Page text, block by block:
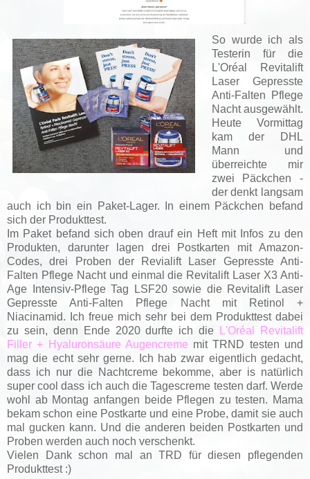
So wurde ich als
Testerin für die
L'Oréal Revitalift
Laser Gepresste
Anti-Falten Pflege
Nacht ausgewählt.
Heute Vormittag
kam der DHL
Mann und
überreichte mir
zwei Päckchen -
der denkt langsam
auch ich bin ein Paket-Lager. In einem Päckchen befand
sich der Produkttest.
Im Paket befand sich oben drauf ein Heft mit Infos zu den
Produkten, darunter lagen drei Postkarten mit Amazon-
Codes, drei Proben der Revialift Laser Gepresste Anti-
Falten Pflege Nacht und einmal die Revitalift Laser X3 Anti-
Age Intensiv-Pflege Tag LSF20 sowie die Revitalift Laser
Gepresste Anti-Falten Pflege Nacht mit Retinol +
Niacinamid. Ich freue mich sehr bei dem Produkttest dabei
zu sein, denn Ende 2020 durfte ich die
L'Oréal Revitalift
Filler + Hyaluronsäure Augencreme mit TRND testen und
mag die echt sehr gerne. Ich hab zwar eigentlich gedacht,
dass ich nur die Nachtcreme bekomme, aber is natürlich
super cool dass ich auch die Tagescreme testen darf. Werde
wohl ab Montag anfangen beide Pflegen zu testen. Mama
bekam schon eine Postkarte und eine Probe, damit sie auch
mal gucken kann. Und die anderen beiden Postkarten und
Proben werden auch noch verschenkt.
Vielen Dank schon mal an TRD für diesen pflegenden
Produkttest :)